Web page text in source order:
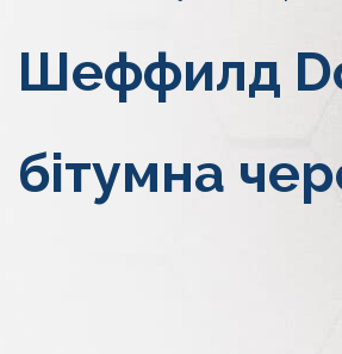
Шеффилд
бітумна